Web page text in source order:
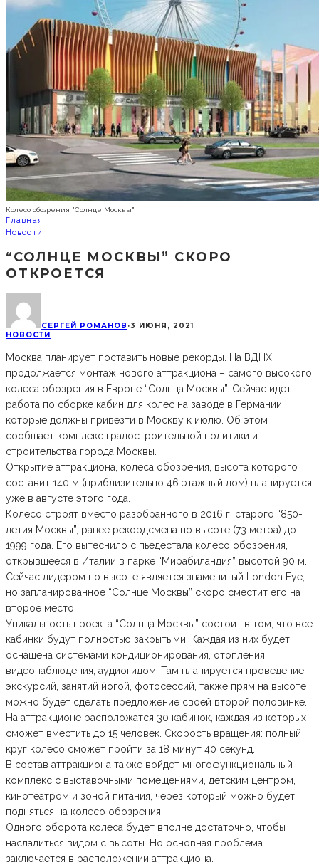
Колесо обозрения "Солнце Москвы"
Главная
Новости
“СОЛНЦЕ МОСКВЫ” СКОРО
ОТКРОЕТСЯ
СЕРГЕЙ РОМАНОВ ·3 ИЮНЯ, 2021
НОВОСТИ
Москва планирует поставить новые рекорды. На ВДНХ
продолжается монтаж нового аттракциона – самого высокого
колеса обозрения в Европе “Солнца Москвы”. Сейчас идет
работа по сборке кабин для колес на заводе в Германии,
которые должны привезти в Москву к июлю. Об этом
сообщает комплекс градостроительной политики и
строительства города Москвы.
Открытие аттракциона, колеса обозрения, высота которого
составит 140 м (приблизительно 46 этажный дом) планируется
уже в августе этого года.
Колесо строят вместо разобранного в 2016 г. старого “850-
летия Москвы”, ранее рекордсмена по высоте (73 метра) до
1999 года. Его вытеснило с пьедестала колесо обозрения,
открывшееся в Италии в парке “Мирабиландия” высотой 90 м.
Сейчас лидером по высоте является знаменитый London Eye,
но запланированное “Солнце Москвы” скоро сместит его на
второе место.
Уникальность проекта “Солнца Москвы” состоит в том, что все
кабинки будут полностью закрытыми. Каждая из них будет
оснащена системами кондиционирования, отопления,
видеонаблюдения, аудиогидом. Там планируется проведение
экскурсий, занятий йогой, фотосессий, также прям на высоте
можно будет сделать предложение своей второй половинке.
На аттракционе расположатся 30 кабинок, каждая из которых
сможет вместить до 15 человек. Скорость вращения: полный
круг колесо сможет пройти за 18 минут 40 секунд.
В состав аттракциона также войдет многофункциональный
комплекс с выставочными помещениями, детским центром,
кинотеатром и зоной питания, через который можно будет
подняться на колесо обозрения.
Одного оборота колеса будет вполне достаточно, чтобы
насладиться видом с высоты. Но основная проблема
заключается в расположении аттракциона.